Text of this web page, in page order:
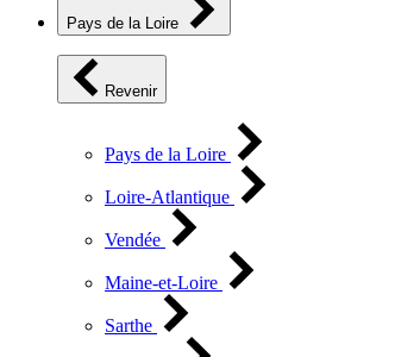
Pays de la Loire
Revenir
Pays de la Loire
Loire-Atlantique
Vendée
Maine-et-Loire
Sarthe